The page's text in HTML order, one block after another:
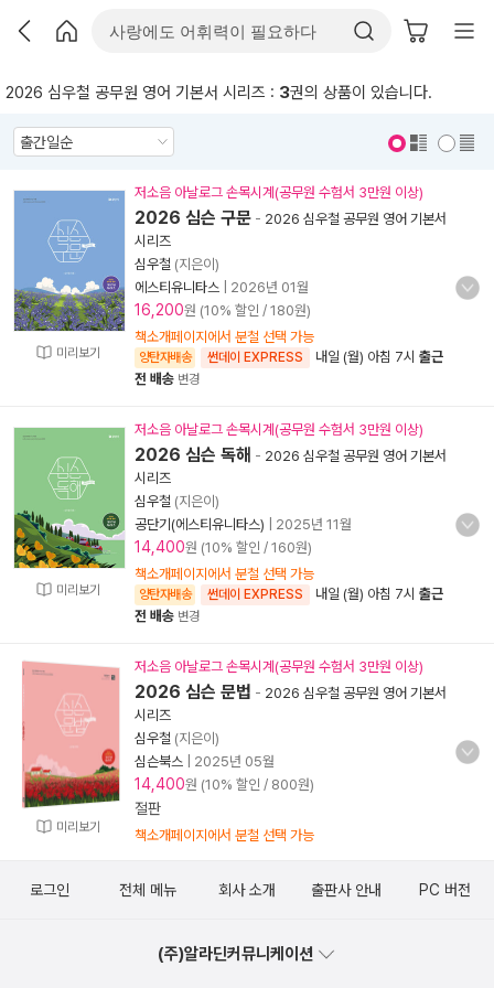
2026 심우철 공무원 영어 기본서 시리즈 : 3권의 상품이 있습니다.
미리보기
저소음 아날로그 손목시계(공무원 수험서 3만원 이상)
2026 심슨 구문 - 2026 심우철 공무원 영어 기본서
시리즈
심우철 (지은이)
에스티유니타스
2026년 01월
16,200원 (10% 할인 / 180원)
책소개페이지에서 분철 선택 가능
양탄자배송 썬데이 EXPRESS 내일 (월) 아침 7시 출근
전 배송 변경
미리보기
저소음 아날로그 손목시계(공무원 수험서 3만원 이상)
2026 심슨 독해 - 2026 심우철 공무원 영어 기본서
시리즈
심우철 (지은이)
공단기(에스티유니타스)
2025년 11월
14,400원 (10% 할인 / 160원)
책소개페이지에서 분철 선택 가능
양탄자배송 썬데이 EXPRESS 내일 (월) 아침 7시 출근
전 배송 변경
미리보기
저소음 아날로그 손목시계(공무원 수험서 3만원 이상)
2026 심슨 문법 - 2026 심우철 공무원 영어 기본서
시리즈
심우철 (지은이)
심슨북스
2025년 05월
14,400원 (10% 할인 / 800원)
절판
책소개페이지에서 분철 선택 가능
로그인 전체 메뉴 회사 소개 출판사 안내 PC 버전
(주)알라딘커뮤니케이션